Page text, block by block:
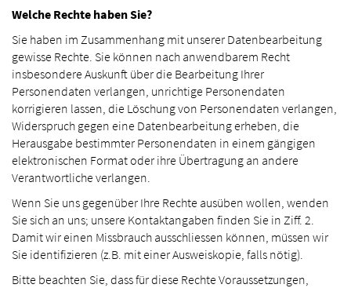
Welche Rechte haben Sie?
Sie haben im Zusammenhang mit unserer Datenbearbeitung
gewisse Rechte. Sie können nach anwendbarem Recht
insbesondere Auskunft über die Bearbeitung Ihrer
Personendaten verlangen, unrichtige Personendaten
korrigieren lassen, die Löschung von Personendaten verlangen,
Widerspruch gegen eine Datenbearbeitung erheben, die
Herausgabe bestimmter Personendaten in einem gängigen
elektronischen Format oder ihre Übertragung an andere
Verantwortliche verlangen.
Wenn Sie uns gegenüber Ihre Rechte ausüben wollen, wenden
Sie sich an uns; unsere Kontaktangaben finden Sie in Ziff. 2.
Damit wir einen Missbrauch ausschliessen können, müssen wir
Sie identifizieren (z.B. mit einer Ausweiskopie, falls nötig).
Bitte beachten Sie, dass für diese Rechte Voraussetzungen,